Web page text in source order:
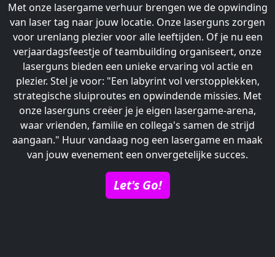
Met onze lasergame verhuur brengen we de opwinding
van laser tag naar jouw locatie. Onze laserguns zorgen
voor urenlang plezier voor alle leeftijden. Of je nu een
verjaardagsfeestje of teambuilding organiseert, onze
laserguns bieden een unieke ervaring vol actie en
plezier. Stel je voor: "Een labyrint vol verstopplekken,
strategische sluiproutes en opwindende missies. Met
onze laserguns creëer je je eigen lasergame-arena,
waar vrienden, familie en collega's samen de strijd
aangaan." Huur vandaag nog een lasergame en maak
van jouw evenement een onvergetelijke succes.
Let's Go!